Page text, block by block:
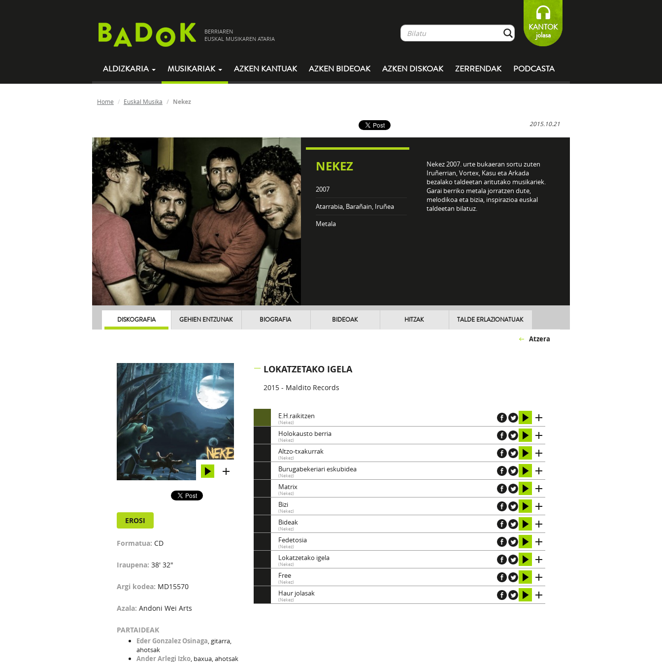
BERRIAREN
EUSKAL MUSIKAREN ATARIA
KANTOK
jolasa
ALDIZKARIA MUSIKARIAK AZKEN KANTUAK AZKEN BIDEOAK AZKEN DISKOAK ZERRENDAK PODCASTA
Home Euskal Musika Nekez
2015.10.21
NEKEZ
2007
Atarrabia, Barañain, Iruñea
Metala
Nekez 2007. urte bukaeran sortu zuten
Iruñerrian, Vortex, Kasu eta Arkada
bezalako taldeetan aritutako musikariek.
Garai berriko metala jorratzen dute,
melodikoa eta bizia, inspirazioa euskal
taldeetan bilatuz.
DISKOGRAFIA GEHIEN ENTZUNAK BIOGRAFIA BIDEOAK HITZAK TALDE ERLAZIONATUAK
Atzera
EROSI
Formatua: CD
Iraupena: 38' 32"
Argi kodea: MD15570
Azala: Andoni Wei Arts
PARTAIDEAK
Eder Gonzalez Osinaga, gitarra,
ahotsak
Ander Arlegi Izko, baxua, ahotsak
LOKATZETAKO IGELA
2015 - Maldito Records
E.H.raikitzen
(Nekez)
Holokausto berria
(Nekez)
Altzo-txakurrak
(Nekez)
Burugabekeriari eskubidea
(Nekez)
Matrix
(Nekez)
Bizi
(Nekez)
Bideak
(Nekez)
Fedetosia
(Nekez)
Lokatzetako igela
(Nekez)
Free
(Nekez)
Haur jolasak
(Nekez)